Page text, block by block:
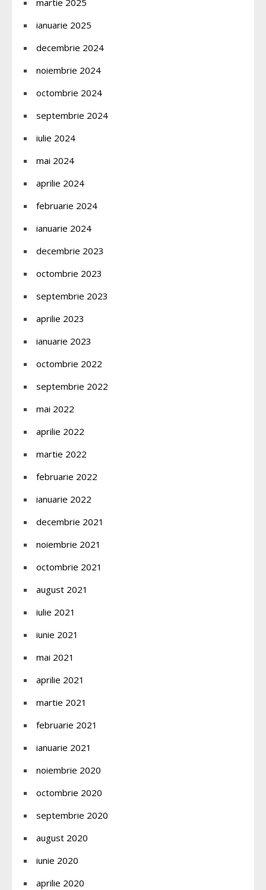
martie 2025
ianuarie 2025
decembrie 2024
noiembrie 2024
octombrie 2024
septembrie 2024
iulie 2024
mai 2024
aprilie 2024
februarie 2024
ianuarie 2024
decembrie 2023
octombrie 2023
septembrie 2023
aprilie 2023
ianuarie 2023
octombrie 2022
septembrie 2022
mai 2022
aprilie 2022
martie 2022
februarie 2022
ianuarie 2022
decembrie 2021
noiembrie 2021
octombrie 2021
august 2021
iulie 2021
iunie 2021
mai 2021
aprilie 2021
martie 2021
februarie 2021
ianuarie 2021
noiembrie 2020
octombrie 2020
septembrie 2020
august 2020
iunie 2020
aprilie 2020